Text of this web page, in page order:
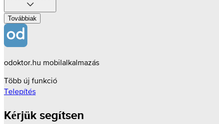
Továbbiak
odoktor.hu mobilalkalmazás
Több új funkció
Telepítés
Kérjük segítsen